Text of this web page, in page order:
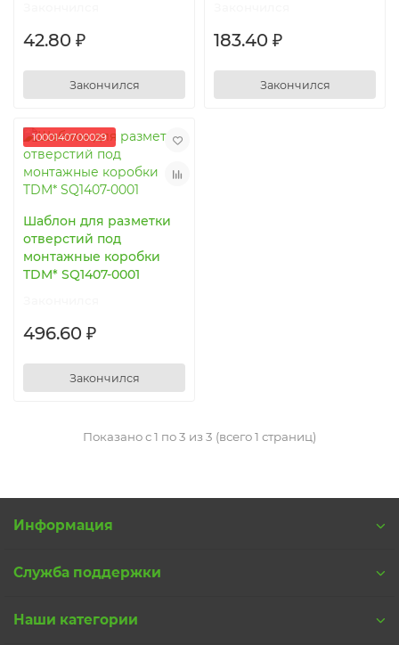
42.80 ₽
Закончился
183.40 ₽
Закончился
1000140700029
Шаблон для разметки
отверстий под
монтажные коробки
TDM* SQ1407-0001
496.60 ₽
Закончился
Показано с 1 по 3 из 3 (всего 1 страниц)
Информация
Служба поддержки
Наши категории